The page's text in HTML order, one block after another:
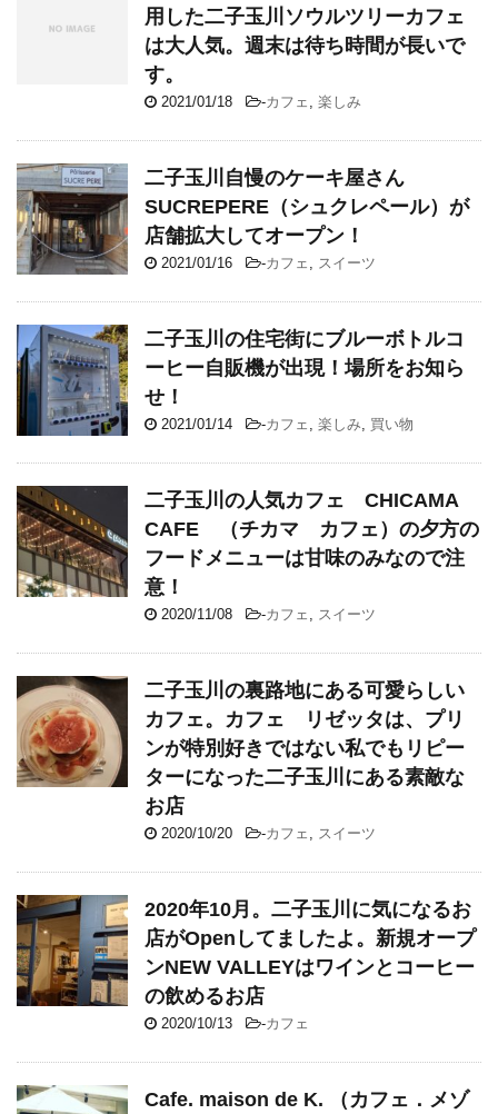
用した二子玉川ソウルツリーカフェ
は大人気。週末は待ち時間が長いで
す。
2021/01/18 -カフェ , 楽しみ
二子玉川自慢のケーキ屋さん
SUCREPERE（シュクレペール）が
店舗拡大してオープン！
2021/01/16 -カフェ , スイーツ
二子玉川の住宅街にブルーボトルコ
ーヒー自販機が出現！場所をお知ら
せ！
2021/01/14 -カフェ , 楽しみ, 買い物
二子玉川の人気カフェ CHICAMA
CAFE （チカマ カフェ）の夕方の
フードメニューは甘味のみなので注
意！
2020/11/08 -カフェ , スイーツ
二子玉川の裏路地にある可愛らしい
カフェ。カフェ リゼッタは、プリ
ンが特別好きではない私でもリピー
ターになった二子玉川にある素敵な
お店
2020/10/20 -カフェ , スイーツ
2020年10月。二子玉川に気になるお
店がOpenしてましたよ。新規オープ
ンNEW VALLEYはワインとコーヒー
の飲めるお店
2020/10/13 -カフェ
Cafe. maison de K. （カフェ．メゾ